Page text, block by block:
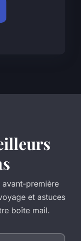
avant-première
et astuces
boîte mail.